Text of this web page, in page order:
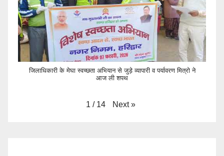
जिलाधिकारी के मेघा स्वच्छता अभियान से जुड़े व्यापारी व पर्यावरण मित्रो ने
आज ली शपथ
1 / 14 Next »